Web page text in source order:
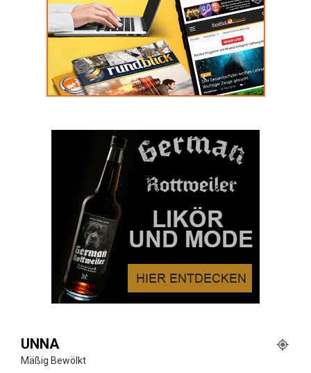
UNNA
Mäßig Bewölkt